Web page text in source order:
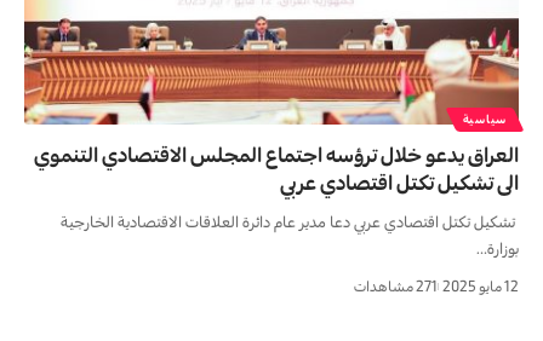
سياسية
العراق يدعو خلال ترؤسه اجتماع المجلس الاقتصادي التنموي
الى تشكيل تكتل اقتصادي عربي
تشكيل تكتل اقتصادي عربي دعا مدير عام دائرة العلاقات الاقتصادية الخارجية
بوزارة…
12 مايو 2025 271 مشاهدات